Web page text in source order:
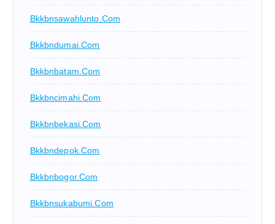
Bkkbnsawahlunto.com
Bkkbndumai.com
Bkkbnbatam.com
Bkkbncimahi.com
Bkkbnbekasi.com
Bkkbndepok.com
Bkkbnbogor.com
Bkkbnsukabumi.com